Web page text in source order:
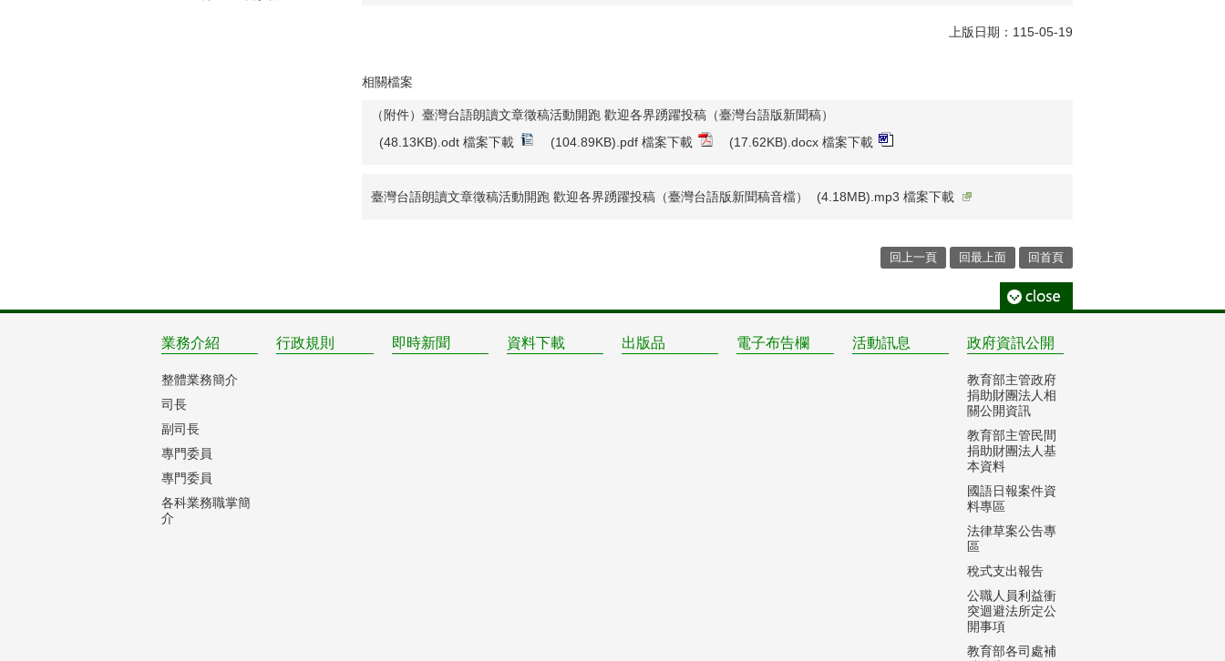
上版日期：115-05-19
相關檔案
（附件）臺灣台語朗讀文章徵稿活動開跑 歡迎各界踴躍投稿（臺灣台語版新聞稿）
(48.13KB).odt 檔案下載
(104.89KB).pdf 檔案下載 (17.62KB).docx 檔案下載
臺灣台語朗讀文章徵稿活動開跑 歡迎各界踴躍投稿（臺灣台語版新聞稿音檔） (4.18MB).mp3 檔案下載
回上一頁 回最上面 回首頁
業務介紹
整體業務簡介
司長
副司長
專門委員
專門委員
各科業務職掌簡
介
行政規則 即時新聞 資料下載 出版品 電子布告欄 活動訊息 政府資訊公開
教育部主管政府
捐助財團法人相
關公開資訊
教育部主管民間
捐助財團法人基
本資料
國語日報案件資
料專區
法律草案公告專
區
稅式支出報告
公職人員利益衝
突迴避法所定公
開事項
教育部各司處補